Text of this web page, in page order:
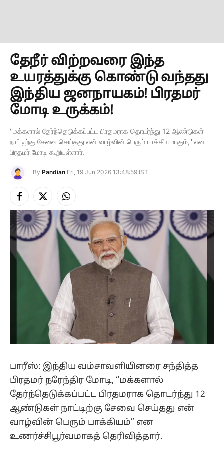
தேநீர் விற்றவரை இந்த
உயரத்துக்கு கொண்டு வந்தது
இந்திய ஜனநாயகம்! பிரதமர்
மோடி உருக்கம்!
''மக்களால் தேர்ந்தெடுக்கப்பட்ட பிரதமராக தொடர்ந்து 12 ஆண்டுகள்
நாட்டிற்கு சேவை செய்தது என் வாழ்வின் பெரும் பாக்கியமாகும்,'' என
பிரதமர் மோடி கூறியுள்ளார்.
By Pandian Fri, 19 Jun 2026 13:48:59 IST
Facebook
X
(Twitter)
Instagram
பாரீஸ்: இந்திய வம்சாவளியினரை சந்தித்த
பிரதமர் நரேந்திர மோடி, “மக்களால்
தேர்ந்தெடுக்கப்பட்ட பிரதமராக தொடர்ந்து 12
ஆண்டுகள் நாட்டிற்கு சேவை செய்தது என்
வாழ்வின் பெரும் பாக்கியம்” என
உணர்ச்சிபூர்வமாகத் தெரிவித்தார்.